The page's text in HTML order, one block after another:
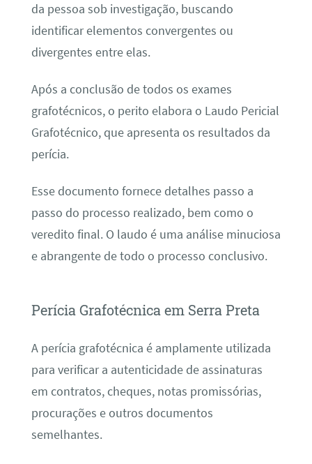
da pessoa sob investigação, buscando
identificar elementos convergentes ou
divergentes entre elas.
Após a conclusão de todos os exames
grafotécnicos, o perito elabora o Laudo Pericial
Grafotécnico, que apresenta os resultados da
perícia.
Esse documento fornece detalhes passo a
passo do processo realizado, bem como o
veredito final. O laudo é uma análise minuciosa
e abrangente de todo o processo conclusivo.
Perícia Grafotécnica em Serra Preta
A perícia grafotécnica é amplamente utilizada
para verificar a autenticidade de assinaturas
em contratos, cheques, notas promissórias,
procurações e outros documentos
semelhantes.